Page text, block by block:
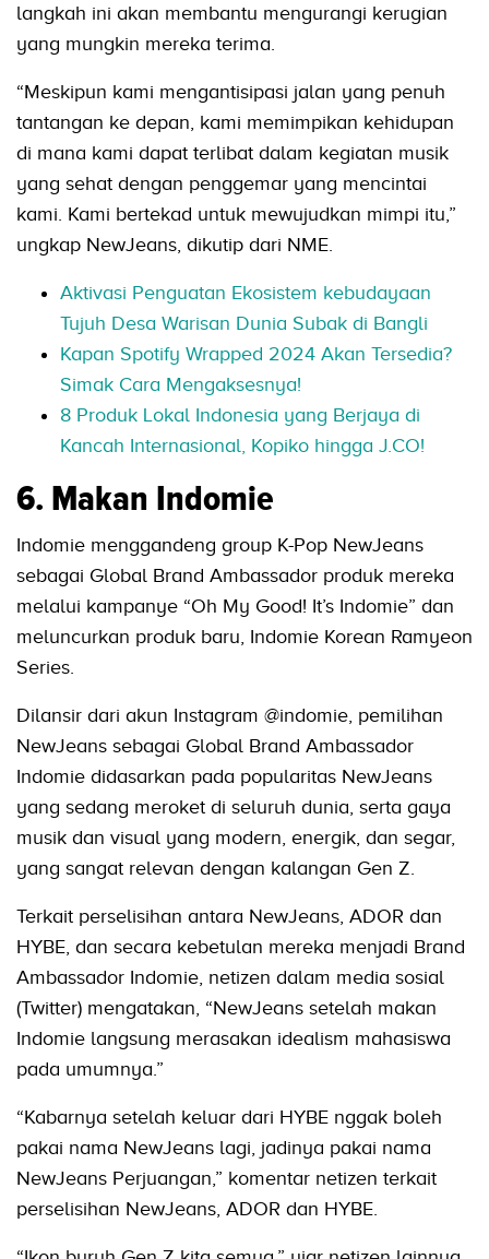
langkah ini akan membantu mengurangi kerugian
yang mungkin mereka terima.
“Meskipun kami mengantisipasi jalan yang penuh
tantangan ke depan, kami memimpikan kehidupan
di mana kami dapat terlibat dalam kegiatan musik
yang sehat dengan penggemar yang mencintai
kami. Kami bertekad untuk mewujudkan mimpi itu,”
ungkap NewJeans, dikutip dari NME.
Aktivasi Penguatan Ekosistem kebudayaan
Tujuh Desa Warisan Dunia Subak di Bangli
Kapan Spotify Wrapped 2024 Akan Tersedia?
Simak Cara Mengaksesnya!
8 Produk Lokal Indonesia yang Berjaya di
Kancah Internasional, Kopiko hingga J.CO!
6. Makan Indomie
Indomie menggandeng group K-Pop NewJeans
sebagai Global Brand Ambassador produk mereka
melalui kampanye “Oh My Good! It’s Indomie” dan
meluncurkan produk baru, Indomie Korean Ramyeon
Series.
Dilansir dari akun Instagram @indomie, pemilihan
NewJeans sebagai Global Brand Ambassador
Indomie didasarkan pada popularitas NewJeans
yang sedang meroket di seluruh dunia, serta gaya
musik dan visual yang modern, energik, dan segar,
yang sangat relevan dengan kalangan Gen Z.
Terkait perselisihan antara NewJeans, ADOR dan
HYBE, dan secara kebetulan mereka menjadi Brand
Ambassador Indomie, netizen dalam media sosial
(Twitter) mengatakan, “NewJeans setelah makan
Indomie langsung merasakan idealism mahasiswa
pada umumnya.”
“Kabarnya setelah keluar dari HYBE nggak boleh
pakai nama NewJeans lagi, jadinya pakai nama
NewJeans Perjuangan,” komentar netizen terkait
perselisihan NewJeans, ADOR dan HYBE.